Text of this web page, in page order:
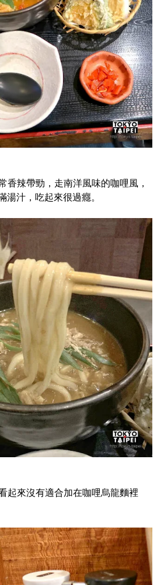
香辣帶勁，走南洋風味的咖哩風，
汁，吃起來很過癮。
起來沒有適合加在咖哩烏龍麵裡